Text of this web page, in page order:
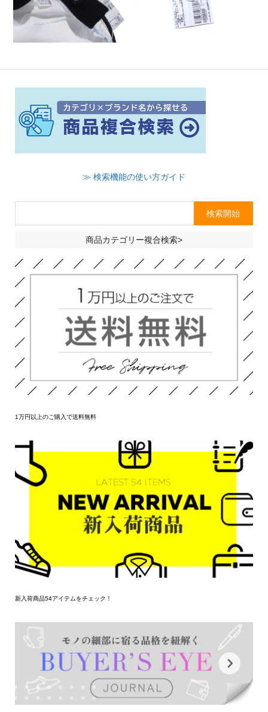
≫ 検索機能の使い方ガイド
商品カテゴリー複合検索>
1万円以上のご購入で送料無料
新入荷商品54アイテムをチェック！